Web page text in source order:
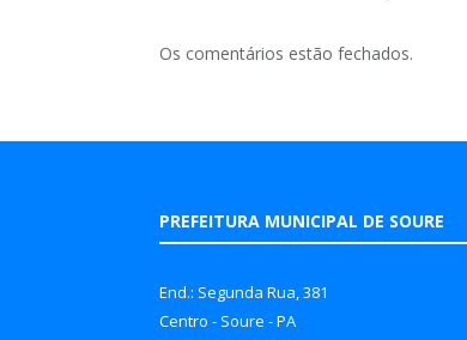
Os comentários estão fechados.
PREFEITURA MUNICIPAL DE SOURE
End.: Segunda Rua, 381
Centro - Soure - PA